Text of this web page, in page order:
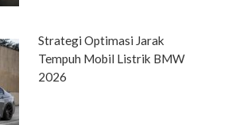
Strategi Optimasi Jarak
Tempuh Mobil Listrik BMW
2026